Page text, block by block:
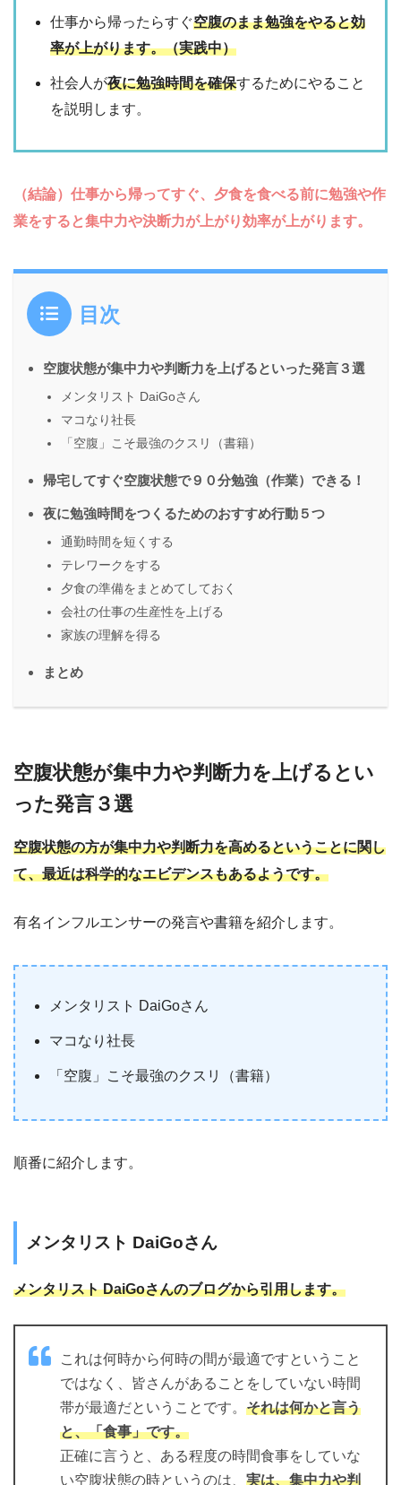
仕事から帰ったらすぐ空腹のまま勉強をやると効
率が上がります。（実践中）
社会人が夜に勉強時間を確保するためにやること
を説明します。
（結論）仕事から帰ってすぐ、夕食を食べる前に勉強や作
業をすると集中力や決断力が上がり効率が上がります。
目次
空腹状態が集中力や判断力を上げるといった発言３選
メンタリスト DaiGoさん
マコなり社長
「空腹」こそ最強のクスリ（書籍）
帰宅してすぐ空腹状態で９０分勉強（作業）できる！
夜に勉強時間をつくるためのおすすめ行動５つ
通勤時間を短くする
テレワークをする
夕食の準備をまとめてしておく
会社の仕事の生産性を上げる
家族の理解を得る
まとめ
空腹状態が集中力や判断力を上げるとい
った発言３選
空腹状態の方が集中力や判断力を高めるということに関し
て、最近は科学的なエビデンスもあるようです。
有名インフルエンサーの発言や書籍を紹介します。
メンタリスト DaiGoさん
マコなり社長
「空腹」こそ最強のクスリ（書籍）
順番に紹介します。
メンタリスト DaiGoさん
メンタリスト DaiGoさんのブログから引用します。
これは何時から何時の間が最適ですということ
ではなく、皆さんがあることをしていない時間
帯が最適だということです。 それは何かと言う
と、「食事」です。
正確に言うと、ある程度の時間食事をしていな
い空腹状態の時というのは、 実は、集中力や判